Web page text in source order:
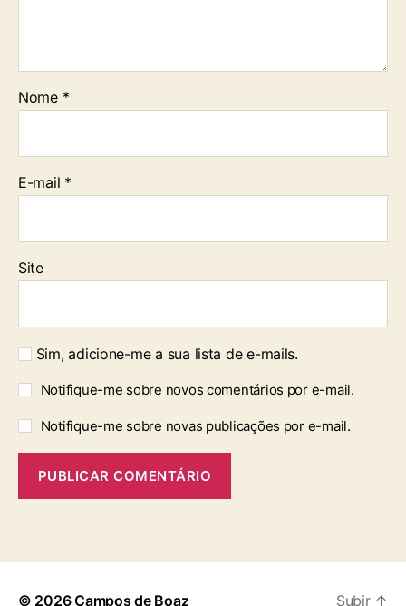
Nome *
E-mail *
Site
Sim, adicione-me a sua lista de e-mails.
Notifique-me sobre novos comentários por e-mail.
Notifique-me sobre novas publicações por e-mail.
© 2026Campos de Boaz Subir ↑